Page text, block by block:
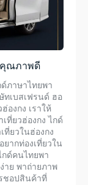
คุณภาพดี
ด์ภาษาไทยพา
ทเบสเฟรนด์ ฮอ
องกง เราให้
ที่ยวฮ่องกง ไกด์
ที่ยวในฮ่องกง
ากท่องเที่ยวใน
ด์คนไทยพา
าย พาถ่ายภาพ
ชอปสินค้าที่